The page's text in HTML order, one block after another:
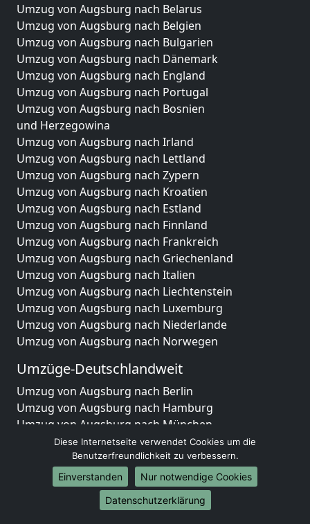
Umzug von Augsburg nach Belarus
Umzug von Augsburg nach Belgien
Umzug von Augsburg nach Bulgarien
Umzug von Augsburg nach Dänemark
Umzug von Augsburg nach England
Umzug von Augsburg nach Portugal
Umzug von Augsburg nach Bosnien
und Herzegowina
Umzug von Augsburg nach Irland
Umzug von Augsburg nach Lettland
Umzug von Augsburg nach Zypern
Umzug von Augsburg nach Kroatien
Umzug von Augsburg nach Estland
Umzug von Augsburg nach Finnland
Umzug von Augsburg nach Frankreich
Umzug von Augsburg nach Griechenland
Umzug von Augsburg nach Italien
Umzug von Augsburg nach Liechtenstein
Umzug von Augsburg nach Luxemburg
Umzug von Augsburg nach Niederlande
Umzug von Augsburg nach Norwegen
Umzüge-Deutschlandweit
Umzug von Augsburg nach Berlin
Umzug von Augsburg nach Hamburg
Umzug von Augsburg nach München
Umzug von Augsburg nach Köln
Umzug von Augsburg nach Frankfurt am Main
Umzug von Augsburg nach Stuttgart
Umzug von Augsburg nach Düsseldorf
Umzug von Augsburg nach Leipzig
Diese Internetseite verwendet Cookies um die
Benutzerfreundlichkeit zu verbessern.
Einverstanden
Nur notwendige Cookies
Datenschutzerklärung